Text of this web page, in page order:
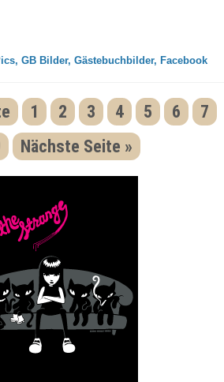
GB Bilder, Gästebuchbilder, Facebook
1 2 3 4 5 6
7
Nächste Seite »